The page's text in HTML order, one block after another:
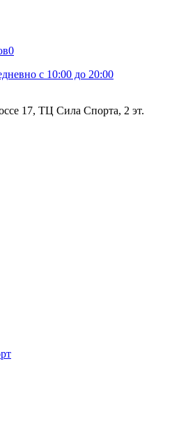
0
с 10:00 до 20:00
17, ТЦ Сила Спорта, 2 эт.